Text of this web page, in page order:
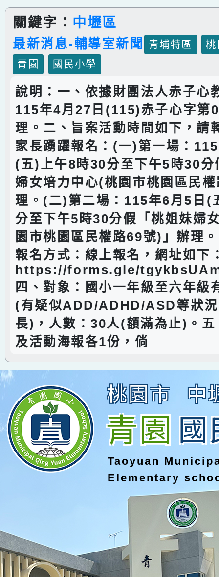
關鍵字： 中壢區
最新消息-輔導室新聞 青埔特區
青園
國民小學
說明：一、依據財團法人赤子心
115年4月27日(115)赤子心字第
理。二、旨案活動時間如下，請
家長踴躍報名：(一)第一場：
(五)上午8時30分至下午5時30分
婦女培力中心(桃園市桃園區民
理。(二)第二場：115年6月5日(
分至下午5時30分假「桃姐妹婦
園市桃園區民權路69號)」辦理
報名方式：線上報名，網址如下
https://forms.gle/
四、對象：國小一年級至六年級
(有疑似ADD/ADHD/ASD等狀
長)，人數：30人(額滿為止)。
及活動海報各1份，倘
桃園市 中
青園國
Taoyuan
Elementary